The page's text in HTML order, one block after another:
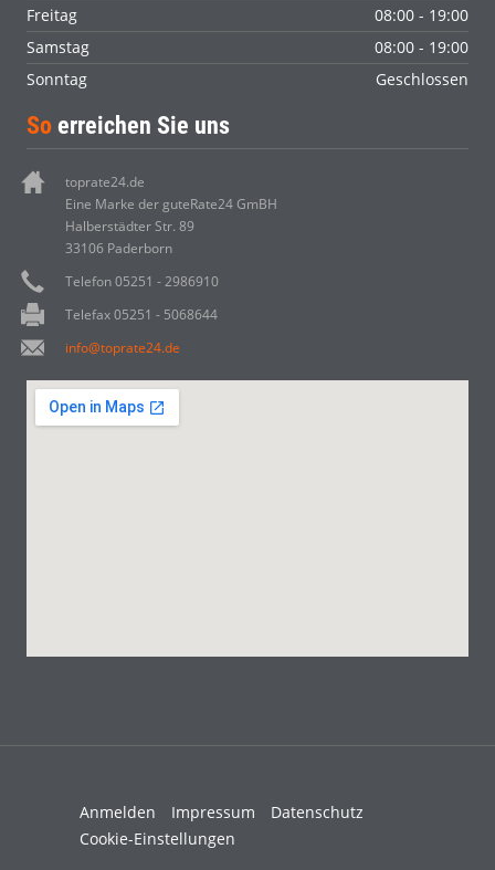
Freitag
08:00 - 19:00
Samstag
08:00 - 19:00
Sonntag
Geschlossen
So erreichen Sie uns
toprate24.de
Eine Marke der guteRate24 GmBH
Halberstädter Str. 89
33106 Paderborn
Telefon 05251 - 2986910
Telefax 05251 - 5068644
info@toprate24.de
Anmelden Impressum
Datenschutz
Cookie-Einstellungen